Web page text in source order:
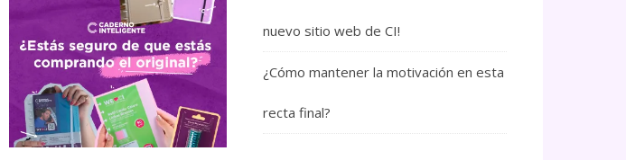
nuevo sitio web de CI!
¿Cómo mantener la motivación en esta
recta final?